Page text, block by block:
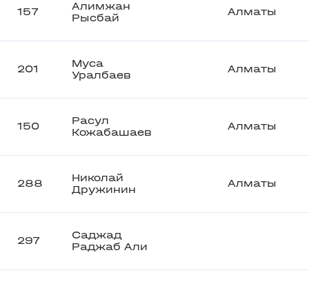
157
Алимжан
Рысбай
Алматы
201
Муса
Уралбаев
Алматы
150
Расул
Кожабашаев
Алматы
288
Николай
Дружинин
Алматы
297
Саджад
Раджаб Али